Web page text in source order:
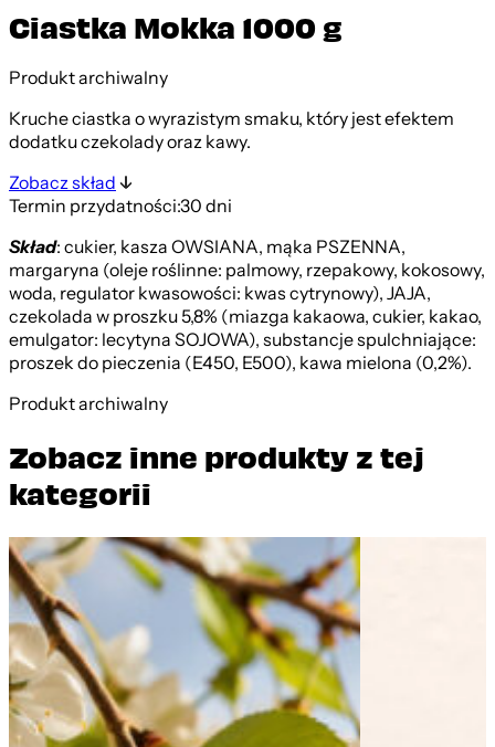
Ciastka Mokka 1000 g
Produkt archiwalny
Kruche ciastka o wyrazistym smaku, który jest efektem
dodatku czekolady oraz kawy.
Zobacz skład
Termin przydatności:30 dni
Skład: cukier, kasza OWSIANA, mąka PSZENNA,
margaryna (oleje roślinne: palmowy, rzepakowy, kokosowy,
woda, regulator kwasowości: kwas cytrynowy), JAJA,
czekolada w proszku 5,8% (miazga kakaowa, cukier, kakao,
emulgator: lecytyna SOJOWA), substancje spulchniające:
proszek do pieczenia (E450, E500), kawa mielona (0,2%).
Produkt archiwalny
Zobacz inne produkty z tej
kategorii